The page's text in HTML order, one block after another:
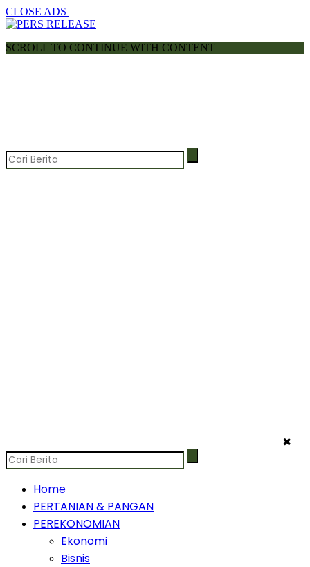
CLOSE ADS
SCROLL TO CONTINUE WITH CONTENT
✖
Home
PERTANIAN & PANGAN
PEREKONOMIAN
Ekonomi
Bisnis